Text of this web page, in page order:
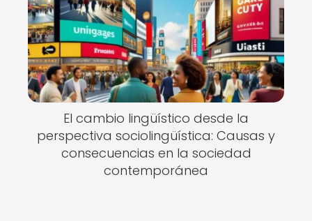
El cambio lingüístico desde la
perspectiva sociolingüística: Causas y
consecuencias en la sociedad
contemporánea